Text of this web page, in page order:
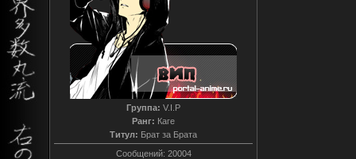
Группа: V.I.P
Ранг: Каге
Титул: Брат за Брата
Сообщений: 20004